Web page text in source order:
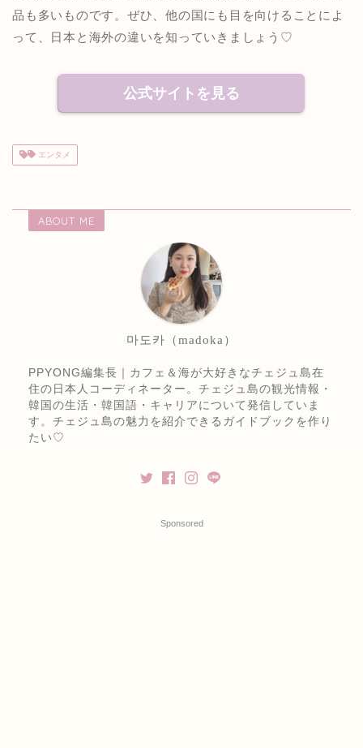
品も多いものです。ぜひ、他の国にも目を向けることによ
って、日本と海外の違いを知っていきましょう♡
公式サイトを見る
エンタメ
ABOUT ME
마도카（madoka）
PPYONG編集長｜カフェ＆海が大好きなチェジュ島在
住の日本人コーディネーター。チェジュ島の観光情報・
韓国の生活・韓国語・キャリアについて発信していま
す。チェジュ島の魅力を紹介できるガイドブックを作り
たい♡
Sponsored